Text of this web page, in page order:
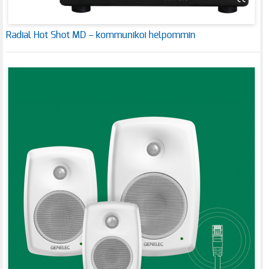
Radial Hot Shot MD – kommunikoi helpommin